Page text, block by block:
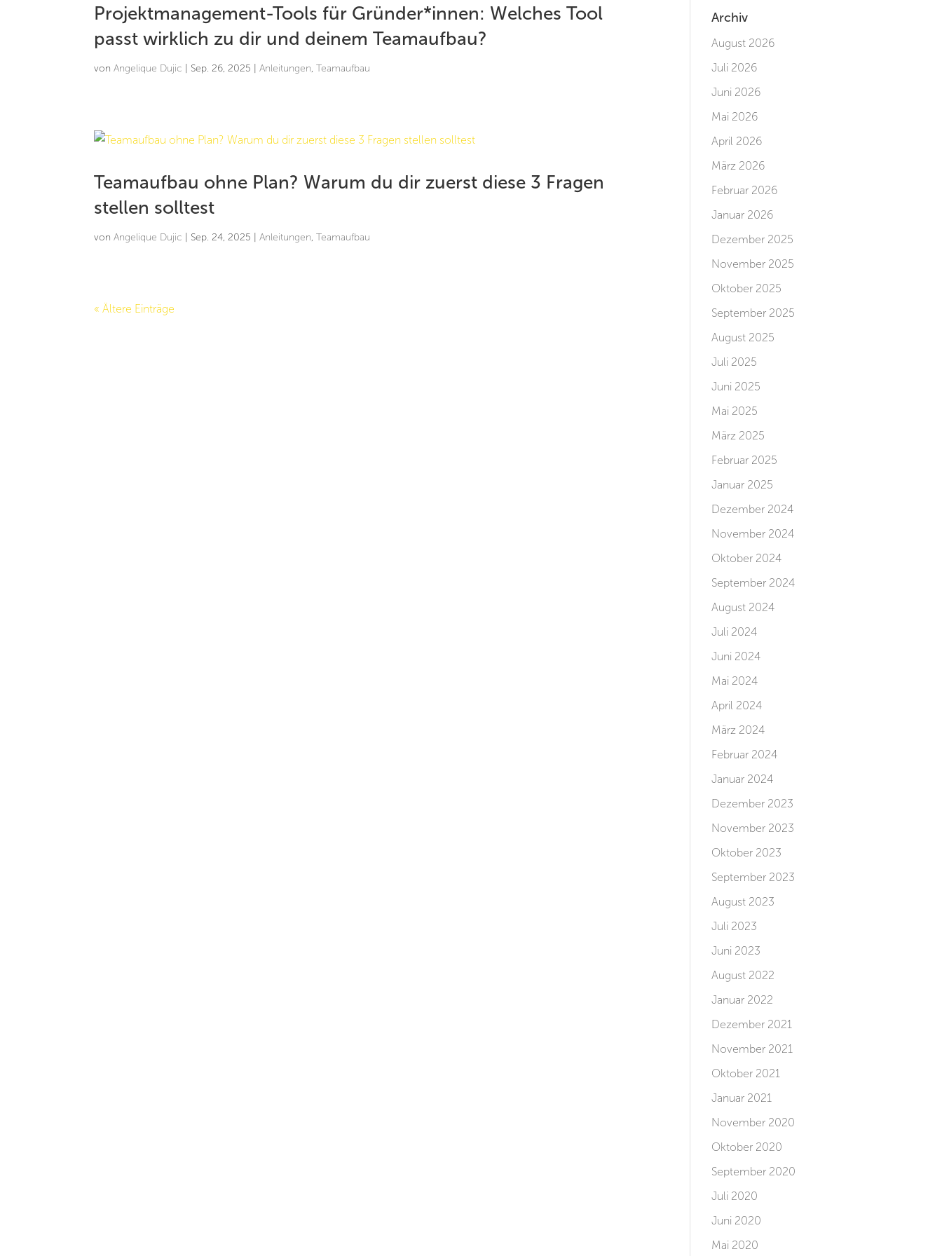
Projektmanagement-Tools für Gründer*innen: Welches Tool
passt wirklich zu dir und deinem Teamaufbau?
vonAngelique Dujic Sep. 26, 2025 |Anleitungen,Teamaufbau
Teamaufbau ohne Plan? Warum du dir zuerst diese 3 Fragen
stellen solltest
vonAngelique Dujic Sep. 24, 2025 |Anleitungen,Teamaufbau
« Ältere Einträge
Archiv
August 2026
Juli 2026
Juni 2026
Mai 2026
April 2026
März 2026
Februar 2026
Januar 2026
Dezember 2025
November 2025
Oktober 2025
September 2025
August 2025
Juli 2025
Juni 2025
Mai 2025
März 2025
Februar 2025
Januar 2025
Dezember 2024
November 2024
Oktober 2024
September 2024
August 2024
Juli 2024
Juni 2024
Mai 2024
April 2024
März 2024
Februar 2024
Januar 2024
Dezember 2023
November 2023
Oktober 2023
September 2023
August 2023
Juli 2023
Juni 2023
August 2022
Januar 2022
Dezember 2021
November 2021
Oktober 2021
Januar 2021
November 2020
Oktober 2020
September 2020
Juli 2020
Juni 2020
Mai 2020